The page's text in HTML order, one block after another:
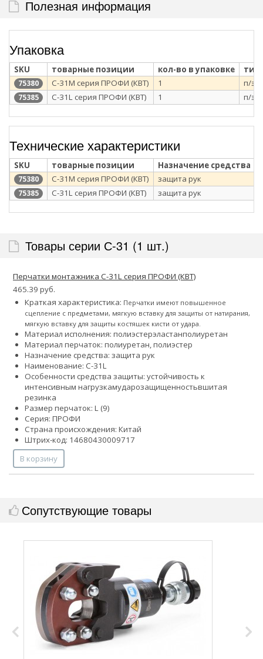
Полезная информация
Упаковка
SKU товарные позиции кол-во в упаковке тип
75380 С-31M серия ПРОФИ (КВТ) 1 п/э
75385 С-31L серия ПРОФИ (КВТ) 1 п/э
Технические характеристики
SKU товарные позиции Назначение средства
75380 С-31M серия ПРОФИ (КВТ) защита рук
75385 С-31L серия ПРОФИ (КВТ) защита рук
Товары серии С-31 (1 шт.)
Перчатки монтажника С-31L серия ПРОФИ (КВТ)
465.39 руб.
Краткая характеристика: Перчатки имеют повышенное
сцепление с предметами, мягкую вставку для защиты от натирания,
мягкую вставку для защиты костяшек кисти от удара.
Материал исполнения: полиэстерэластанполиуретан
Материал перчаток: полиуретан, полиэстер
Назначение средства: защита рук
Наименование: С-31L
Особенности средства защиты: устойчивость к
интенсивным нагрузкамударозащищенностьвшитая
резинка
Размер перчаток: L (9)
Серия: ПРОФИ
Страна происхождения: Китай
Штрих-код: 14680430009717
В корзину
Сопутствующие товары